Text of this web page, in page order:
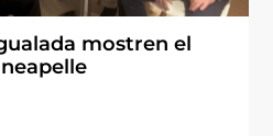
mostren el